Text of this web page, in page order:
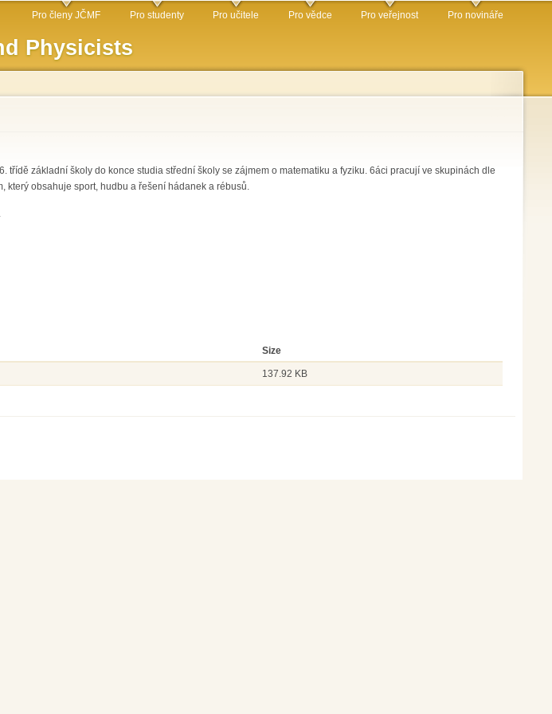
Physicists
Pro členy JČMF Pro studenty Pro učitele Pro vědce Pro veřejnost Pro novináře
třídě základní školy do konce studia střední školy se zájmem o matematiku a fyziku. 6áci pracují ve skupinách dle
obsahuje sport, hudbu a řešení hádanek a rébusů.
Size
137.92 KB